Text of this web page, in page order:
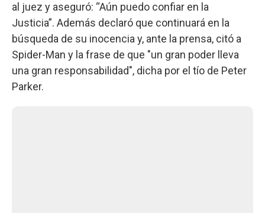
al juez y aseguró: “Aún puedo confiar en la
Justicia”. Además declaró que continuará en la
búsqueda de su inocencia y, ante la prensa, citó a
Spider-Man y la frase de que "un gran poder lleva
una gran responsabilidad", dicha por el tío de Peter
Parker.